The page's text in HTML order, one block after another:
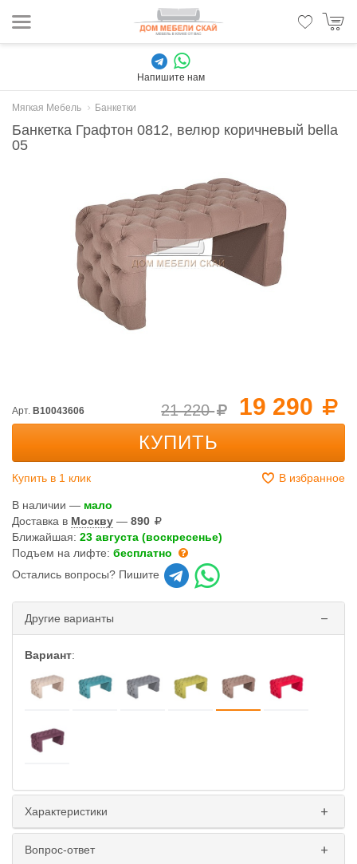
Напишите нам
Мягкая Мебель Банкетки
Банкетка Графтон 0812, велюр коричневый bella
05
19 290
21 220
Арт. B10043606
КУПИТЬ
Купить в 1 клик В избранное
В наличии — мало
Доставка в Москву — 890
Ближайшая: 23 августа (воскресенье)
Подъем на лифте: бесплатно
Остались вопросы? Пишите
Другие варианты
Вариант:
Характеристики
Вопрос-ответ